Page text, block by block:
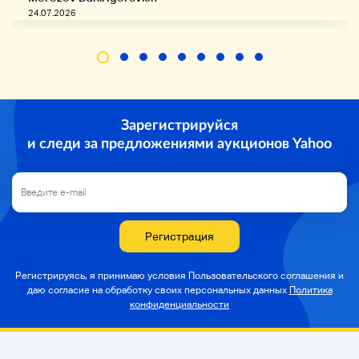
● Пожалуйста, проверьте нижнюю часть платы за
упаковкой.
подтверждения оплаты Yahoo.
● Можно вытащить!
Если вы хотите удалить свою личную
через торговую навигационную систему.
★ Пожалуйста, сообщите нам заранее, если вам
не нужна оценка!
24.07.2026
Зарегистрируйся
и следи за предложениями аукционов Yahoo
Регистрация
Регистрируясь, я принимаю условия Пользовательского соглашения и
даю согласие на обработку своих персональных данных Политика
конфиденциальности